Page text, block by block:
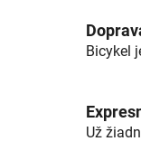
Bicykel
Už